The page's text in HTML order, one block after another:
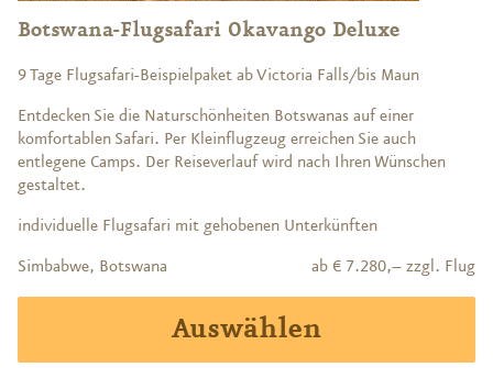
Botswana-Flugsafari Okavango Deluxe
9 Tage Flugsafari-Beispielpaket ab Victoria Falls/bis Maun
Entdecken Sie die Naturschönheiten Botswanas auf einer
komfortablen Safari. Per Kleinflugzeug erreichen Sie auch
entlegene Camps. Der Reiseverlauf wird nach Ihren Wünschen
gestaltet.
individuelle Flugsafari mit gehobenen Unterkünften
Simbabwe, Botswana ab € 7.280,– zzgl. Flug
Auswählen